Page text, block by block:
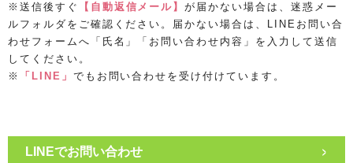
※送信後すぐ 【自動返信メール】が届かない場合は、迷惑メー
ルフォルダをご確認ください。届かない場合は、LINEお問い合
わせフォームへ「氏名」「お問い合わせ内容」を入力して送信
してください。
※
「LINE」 でもお問い合わせを受け付けています。
>